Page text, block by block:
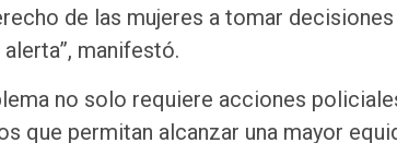
de las mujeres a tomar
manifestó.
no solo requiere acciones
que permitan alcanzar una mayor